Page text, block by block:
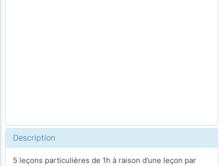
Description
5 leçons particulières de 1h à raison d’une leçon par